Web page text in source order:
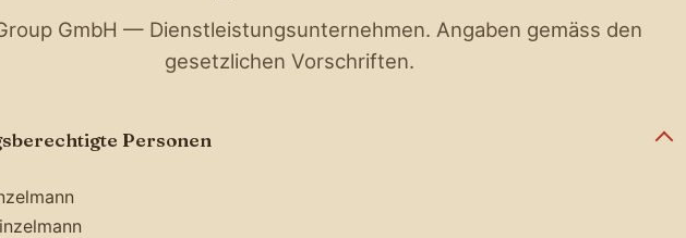
GmbH — Dienstleistungsunternehmen. Angaben gemäss den
gesetzlichen Vorschriften.
Personen